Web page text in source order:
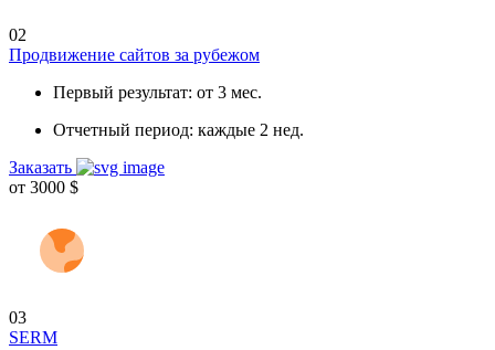
02
Продвижение сайтов за рубежом
Первый результат: от 3 мес.
Отчетный период: каждые 2 нед.
Заказать
от 3000 $
03
SERM